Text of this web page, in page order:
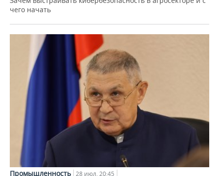
чего начать
Промышленность 28 июл, 20:45